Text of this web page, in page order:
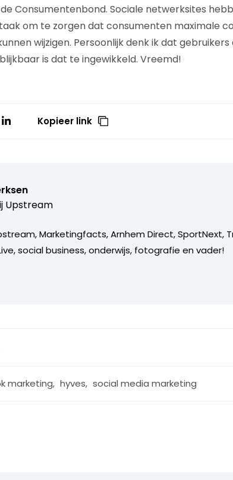
Consumentenbond. Sociale netwerksites
om te zorgen dat consumenten maximale
wijzigen. Persoonlijk denk ik dat
is dat te ingewikkeld. Vreemd!
Kopieer link
Upstream
Marketingfacts, Arnhem Direct, SportNext,
social business, onderwijs, fotografie en vader!
marketing, hyves, social media marketing